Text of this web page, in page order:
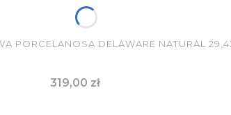
PORCELANOSA DELAWARE NATURAL
Cena
319,00 zł